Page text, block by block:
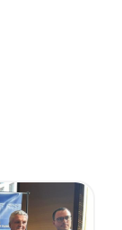
Ver noticia